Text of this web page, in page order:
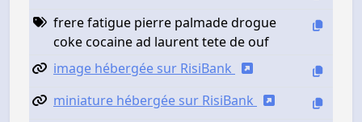
frere fatigue pierre palmade drogue
coke cocaine ad laurent tete de ouf
image hébergée sur RisiBank
miniature hébergée sur RisiBank